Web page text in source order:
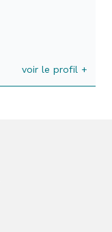
voir le profil +